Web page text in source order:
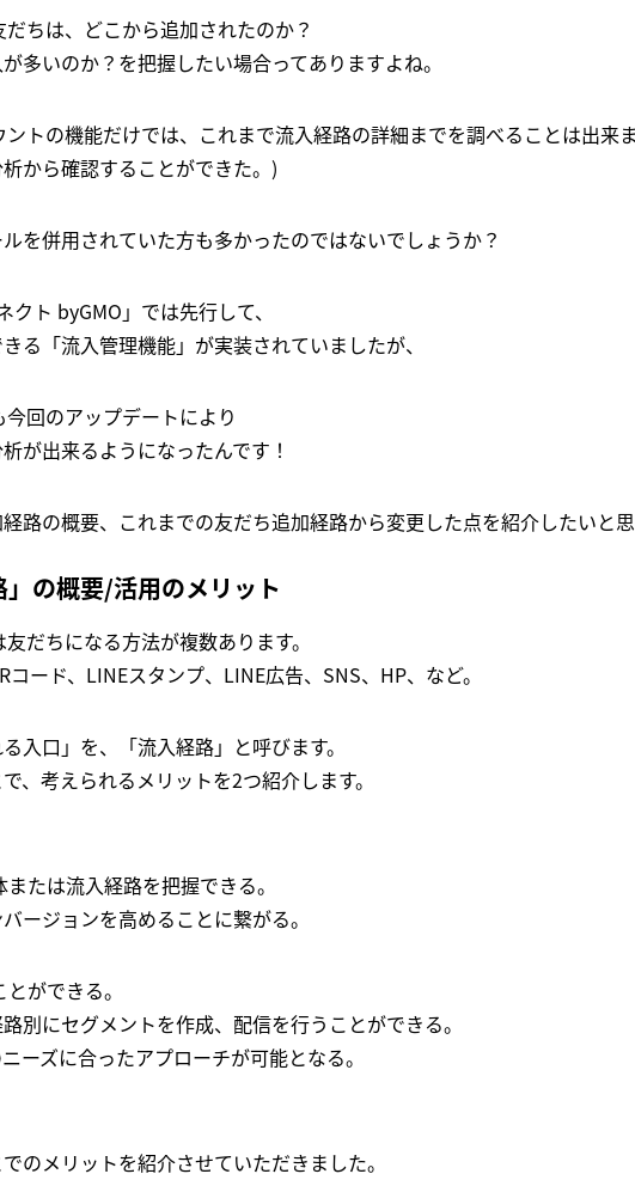
ちは、どこから追加されたのか？
多いのか？を把握したい場合ってありますよね。
トの機能だけでは、これまで流入経路の詳細までを調べることは出来
から確認することができた。)
を併用されていた方も多かったのではないでしょうか？
ト byGMO」では先行して、
る「流入管理機能」が実装されていましたが、
回のアップデートにより
が出来るようになったんです！
路の概要、これまでの友だち追加経路から変更した点を紹介したいと
の概要/活用のメリット
だちになる方法が複数あります。
ード、LINEスタンプ、LINE広告、SNS、HP、など。
入口」を、「流入経路」と呼びます。
、考えられるメリットを2つ紹介します。
たは流入経路を把握できる。
ージョンを高めることに繋がる。
ができる。
別にセグメントを作成、配信を行うことができる。
ーズに合ったアプローチが可能となる。
のメリットを紹介させていただきました。